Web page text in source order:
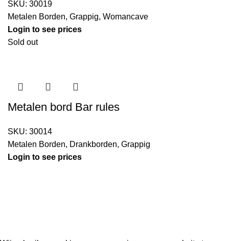
SKU: 30019
Metalen Borden, Grappig, Womancave
Login to see prices
Sold out
Metalen bord Bar rules
SKU: 30014
Metalen Borden, Drankborden, Grappig
Login to see prices